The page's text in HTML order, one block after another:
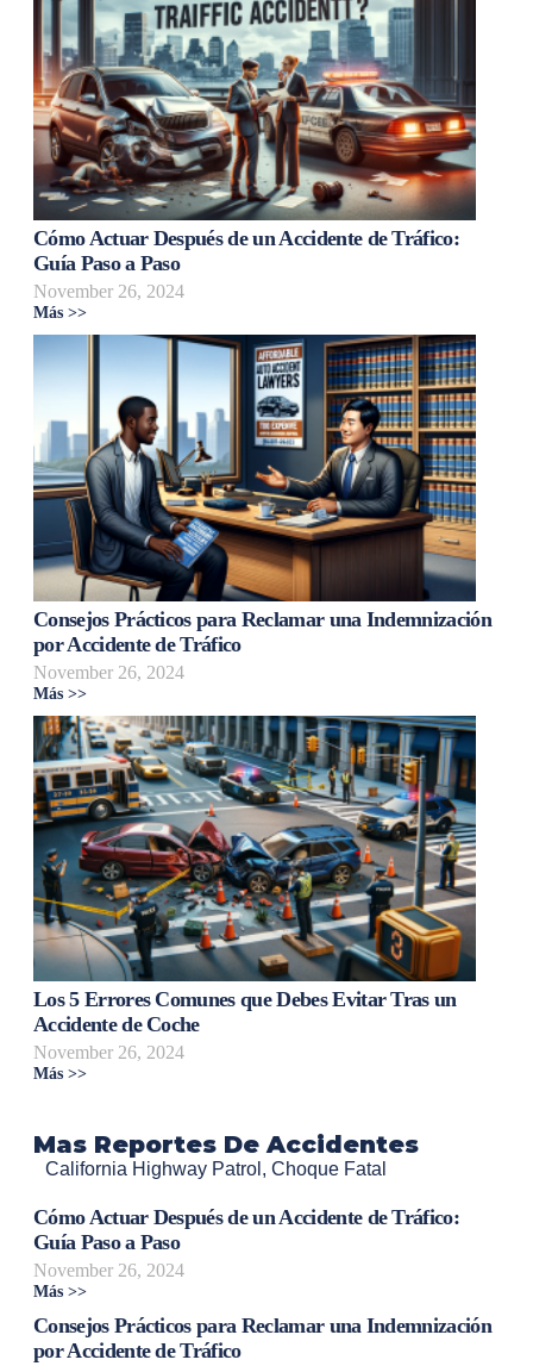
Cómo Actuar Después de un Accidente de Tráfico:
Guía Paso a Paso
November 26, 2024
Más >>
Consejos Prácticos para Reclamar una Indemnización
por Accidente de Tráfico
November 26, 2024
Más >>
Los 5 Errores Comunes que Debes Evitar Tras un
Accidente de Coche
November 26, 2024
Más >>
Mas Reportes De Accidentes
California Highway Patrol , Choque Fatal
Cómo Actuar Después de un Accidente de Tráfico:
Guía Paso a Paso
November 26, 2024
Más >>
Consejos Prácticos para Reclamar una Indemnización
por Accidente de Tráfico